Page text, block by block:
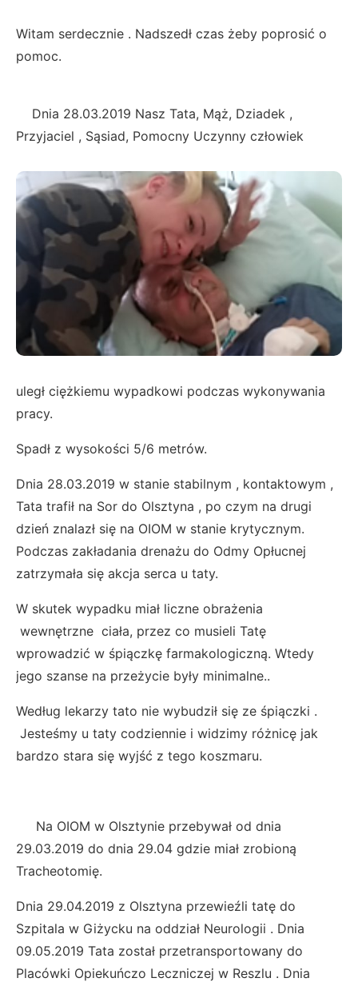
Witam serdecznie . Nadszedł czas żeby poprosić o
pomoc.
Dnia 28.03.2019 Nasz Tata, Mąż, Dziadek ,
Przyjaciel , Sąsiad, Pomocny Uczynny człowiek
uległ ciężkiemu wypadkowi podczas wykonywania
pracy.
Spadł z wysokości 5/6 metrów.
Dnia 28.03.2019 w stanie stabilnym , kontaktowym ,
Tata trafił na Sor do Olsztyna , po czym na drugi
dzień znalazł się na OIOM w stanie krytycznym.
Podczas zakładania drenażu do Odmy Opłucnej
zatrzymała się akcja serca u taty.
W skutek wypadku miał liczne obrażenia
wewnętrzne ciała, przez co musieli Tatę
wprowadzić w śpiączkę farmakologiczną. Wtedy
jego szanse na przeżycie były minimalne..
Według lekarzy tato nie wybudził się ze śpiączki .
Jesteśmy u taty codziennie i widzimy różnicę jak
bardzo stara się wyjść z tego koszmaru.
Na OIOM w Olsztynie przebywał od dnia
29.03.2019 do dnia 29.04 gdzie miał zrobioną
Tracheotomię.
Dnia 29.04.2019 z Olsztyna przewieźli tatę do
Szpitala w Giżycku na oddział Neurologii . Dnia
09.05.2019 Tata został przetransportowany do
Placówki Opiekuńczo Leczniczej w Reszlu . Dnia